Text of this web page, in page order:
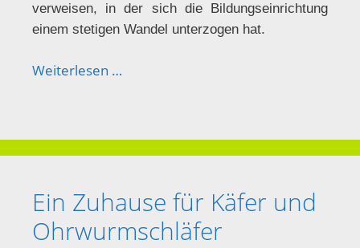
verweisen, in der sich die Bildungseinrichtung
einem stetigen Wandel unterzogen hat.
Weiterlesen …
Ein Zuhause für Käfer und
Ohrwurmschläfer